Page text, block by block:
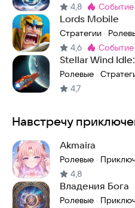
4,8 Метка:
Lords Mobile
Стратегии ·
4,6 Метка:
Stellar Wind
стратегия
Ролевые ·
4,7
Навстречу
Akmaira
Ролевые ·
4,8
Владения Бога
Ролевые ·